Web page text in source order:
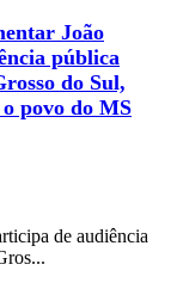
João
pública
do Sul,
povo do MS
de audiência